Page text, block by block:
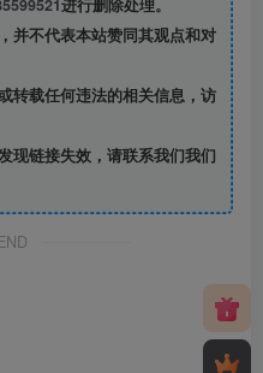
并不代表本站赞同其观点和对
转载任何违法的相关信息，访
现链接失效，请联系我们我们